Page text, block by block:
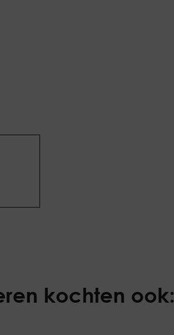
kochten ook: